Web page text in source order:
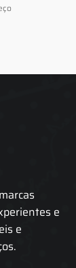
e
e